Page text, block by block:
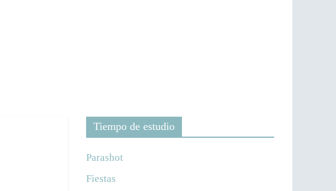
Tiempo de estudio
Parashot
Fiestas